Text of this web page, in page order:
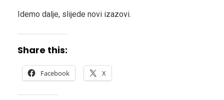
Idemo dalje, slijede novi izazovi.
Share this:
Facebook X